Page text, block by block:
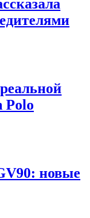
Polo
новые